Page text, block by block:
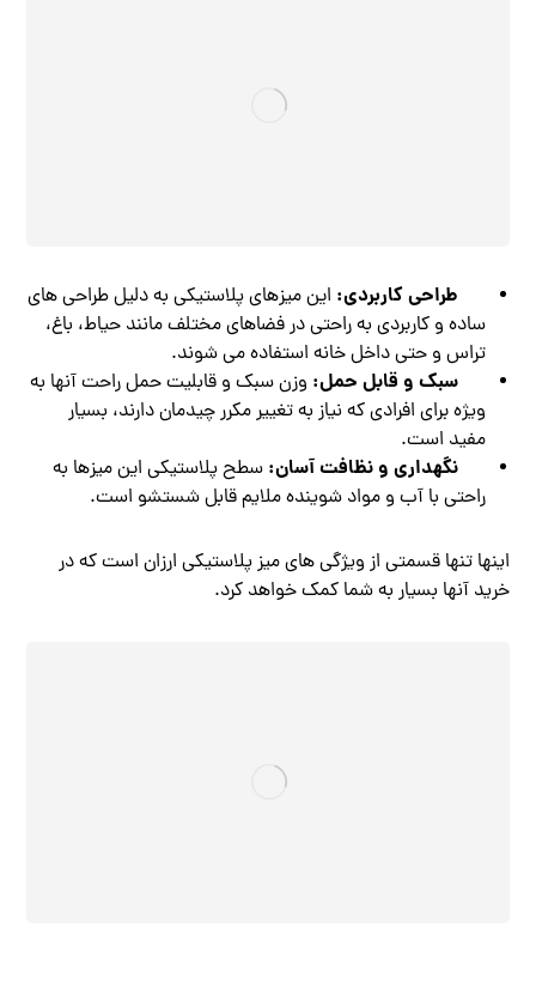
طراحی کاربردی: این میزهای پلاستیکی به دلیل طراحی های
ساده و کاربردی به راحتی در فضاهای مختلف مانند حیاط، باغ،
تراس و حتی داخل خانه استفاده می شوند.
سبک و قابل حمل: وزن سبک و قابلیت حمل راحت آنها به
ویژه برای افرادی که نیاز به تغییر مکرر چیدمان دارند، بسیار
مفید است.
نگهداری و نظافت آسان: سطح پلاستیکی این میزها به
راحتی با آب و مواد شوینده ملایم قابل شستشو است.
اینها تنها قسمتی از ویژگی های میز پلاستیکی ارزان است که در
خرید آنها بسیار به شما کمک خواهد کرد.